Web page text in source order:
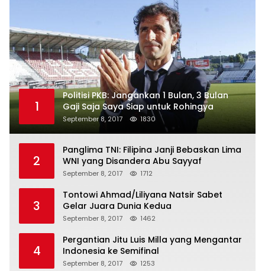
1
Politisi PKB: Jangankan 1 Bulan, 3 Bulan
Gaji Saja Saya Siap untuk Rohingya
September 8, 2017 1830
2
Panglima TNI: Filipina Janji Bebaskan Lima
WNI yang Disandera Abu Sayyaf
September 8, 2017 1712
3
Tontowi Ahmad/Liliyana Natsir Sabet
Gelar Juara Dunia Kedua
September 8, 2017 1462
4
Pergantian Jitu Luis Milla yang Mengantar
Indonesia ke Semifinal
September 8, 2017 1253